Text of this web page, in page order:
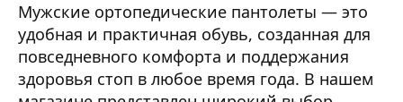
Мужские ортопедические пантолеты — это
удобная и практичная обувь, созданная для
повседневного комфорта и поддержания
здоровья стоп в любое время года. В нашем